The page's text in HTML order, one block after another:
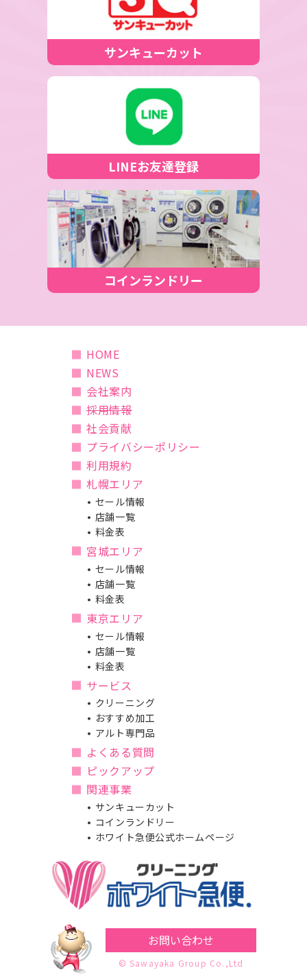
サンキューカット
LINEお友達登録
コインランドリー
HOME
NEWS
会社案内
採用情報
社会貢献
プライバシーポリシー
利用規約
札幌エリア
セール情報
店舗一覧
料金表
宮城エリア
セール情報
店舗一覧
料金表
東京エリア
セール情報
店舗一覧
料金表
サービス
クリーニング
おすすめ加工
アルト専門品
よくある質問
ピックアップ
関連事業
サンキューカット
コインランドリー
ホワイト急便公式ホームページ
お問い合わせ
© Sawayaka Group Co.,Ltd